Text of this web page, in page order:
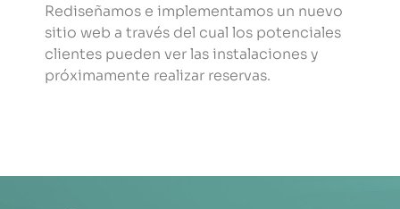
Rediseñamos e implementamos un nuevo
sitio web a través del cual los potenciales
clientes pueden ver las instalaciones y
próximamente realizar reservas.